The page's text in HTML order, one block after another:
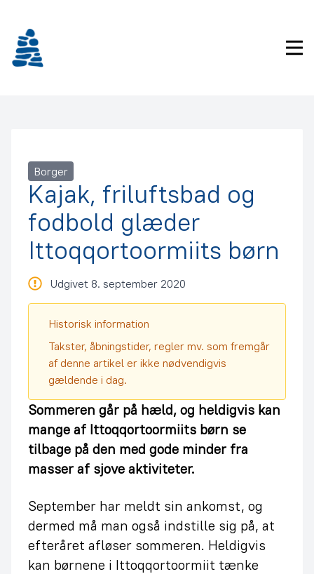
indhold
Borger
Kajak, friluftsbad og
fodbold glæder
Ittoqqortoormiits børn
Udgivet 8. september 2020
Historisk information
Takster, åbningstider, regler mv. som fremgår
af denne artikel er ikke nødvendigvis
gældende i dag.
Sommeren går på hæld, og heldigvis kan
mange af Ittoqqortoormiits børn se
tilbage på den med gode minder fra
masser af sjove aktiviteter.
September har meldt sin ankomst, og
dermed må man også indstille sig på, at
efteråret afløser sommeren. Heldigvis
kan børnene i Ittoqqortoormiit tænke